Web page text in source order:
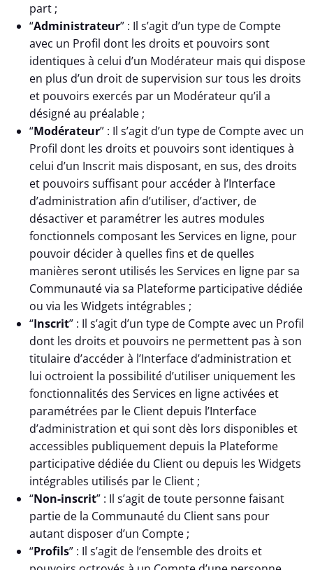
part ;
“Administrateur” : Il s’agit d’un type de Compte
avec un Profil dont les droits et pouvoirs sont
identiques à celui d’un Modérateur mais qui dispose
en plus d’un droit de supervision sur tous les droits
et pouvoirs exercés par un Modérateur qu’il a
désigné au préalable ;
“Modérateur” : Il s’agit d’un type de Compte avec un
Profil dont les droits et pouvoirs sont identiques à
celui d’un Inscrit mais disposant, en sus, des droits
et pouvoirs suffisant pour accéder à l’Interface
d’administration afin d’utiliser, d’activer, de
désactiver et paramétrer les autres modules
fonctionnels composant les Services en ligne, pour
pouvoir décider à quelles fins et de quelles
manières seront utilisés les Services en ligne par sa
Communauté via sa Plateforme participative dédiée
ou via les Widgets intégrables ;
“Inscrit” : Il s’agit d’un type de Compte avec un Profil
dont les droits et pouvoirs ne permettent pas à son
titulaire d’accéder à l’Interface d’administration et
lui octroient la possibilité d’utiliser uniquement les
fonctionnalités des Services en ligne activées et
paramétrées par le Client depuis l’Interface
d’administration et qui sont dès lors disponibles et
accessibles publiquement depuis la Plateforme
participative dédiée du Client ou depuis les Widgets
intégrables utilisés par le Client ;
“Non-inscrit” : Il s’agit de toute personne faisant
partie de la Communauté du Client sans pour
autant disposer d’un Compte ;
“Profils” : Il s’agit de l’ensemble des droits et